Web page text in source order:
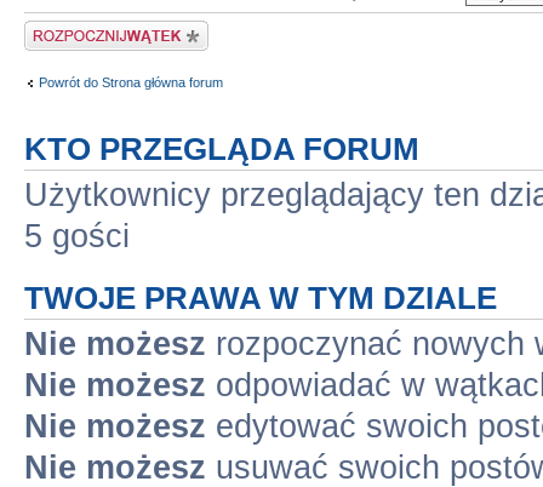
Napisz wątek
Powrót do Strona główna forum
KTO PRZEGLĄDA FORUM
Użytkownicy przeglądający ten
5 gości
TWOJE PRAWA W TYM DZIALE
Nie możesz rozpoczynać nowych
Nie możesz odpowiadać w
Nie możesz edytować swoich
Nie możesz usuwać swoich